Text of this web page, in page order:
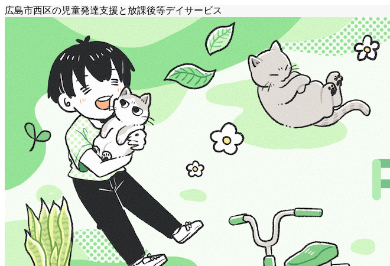
広島市西区の児童発達支援と放課後等デイサービス